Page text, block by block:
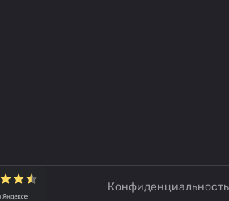
Конфиденциальность